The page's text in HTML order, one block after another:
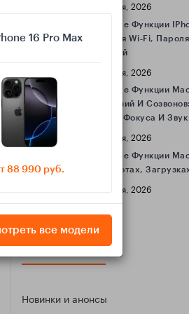
16 Апреля, 2026
Полезные Функции
Делиться Wi‑Fi,
С Семьёй
16 Апреля, 2026
Полезные Функции
Совещаний И
Режимы Фокуса И Звук
16 Апреля, 2026
Полезные Функции
Скриншотах,
16 Апреля, 2026
КАТЕГОРИИ
Новинки и анонсы
16 Pro Max
88 990 руб.
все модели